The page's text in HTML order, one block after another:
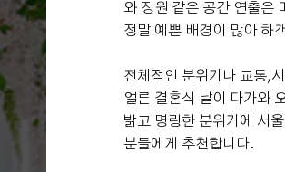
와 정원 같은 공간 연출은
정말 예쁜 배경이 많아 하
전체적인 분위기나 교통,
얼른 결혼식 날이 다가와
밝고 명랑한 분위기에 서
분들에게 추천합니다.